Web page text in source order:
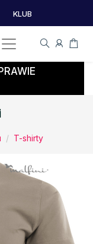
KLUB
T-shirty